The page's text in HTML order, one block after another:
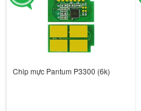
Chip mực Pantum P3300 (6k)